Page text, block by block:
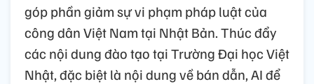
góp phần giảm sự vi phạm pháp luật của
công dân Việt Nam tại Nhật Bản. Thúc đẩy
các nội dung đào tạo tại Trường Đại học Việt
Nhật, đặc biệt là nội dung về bán dẫn, AI để